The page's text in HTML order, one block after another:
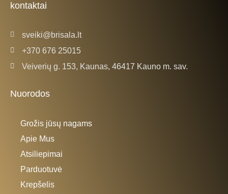
-
f
m
kontaktai
sveiki@brisala.lt
+370 676 25015
Veiverių g. 153, Kaunas, 46417 Kauno m. sav.
Nuorodos
Grožis jūsų nagams
Apie Mus
Atsiliepimai
Parduotuvė
Krepšelis